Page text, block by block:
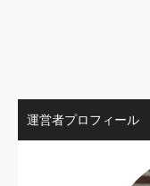
運営者プロフィール